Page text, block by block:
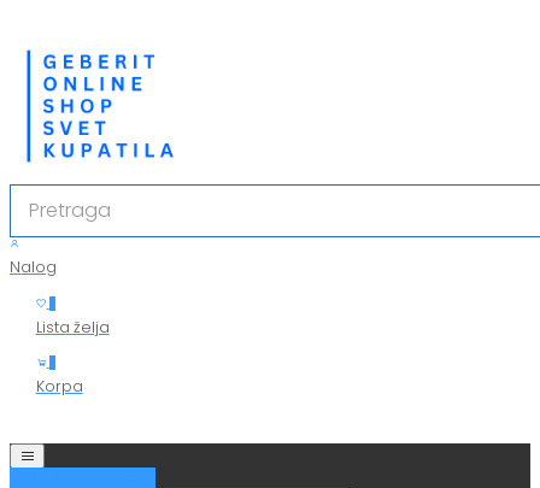
Nalog
Lista želja
Korpa